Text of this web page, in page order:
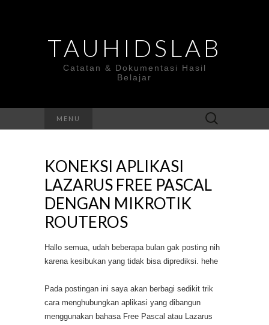
TAUHIDSLAB
Catatan & Dokumentasi Hasil
Belajar
MENU
Search
for:
KONEKSI APLIKASI
LAZARUS FREE PASCAL
DENGAN MIKROTIK
ROUTEROS
Hallo semua, udah beberapa bulan gak posting nih
karena kesibukan yang tidak bisa diprediksi. hehe
Pada postingan ini saya akan berbagi sedikit trik
cara menghubungkan aplikasi yang dibangun
menggunakan bahasa Free Pascal atau Lazarus